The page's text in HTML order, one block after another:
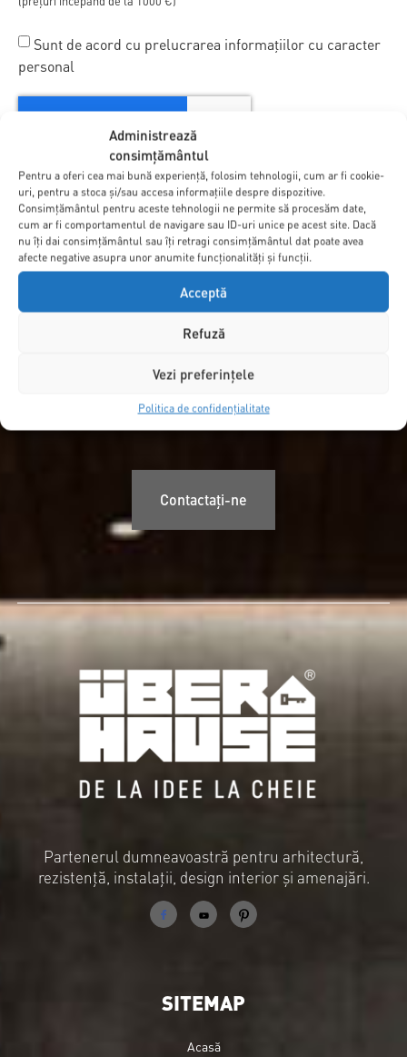
Administrează
consimțământul
Pentru a oferi cea mai bună experiență, folosim tehnologii, cum ar fi cookie-
uri, pentru a stoca și/sau accesa informațiile despre dispozitive.
Consimțământul pentru aceste tehnologii ne permite să procesăm date,
cum ar fi comportamentul de navigare sau ID-uri unice pe acest site. Dacă
nu îți dai consimțământul sau îți retragi consimțământul dat poate avea
afecte negative asupra unor anumite funcționalități și funcții.
Acceptă
Refuză
Vezi preferințele
Politica de confidențialitate
Sunt de acord cu prelucrarea informațiilor cu caracter
personal
Solicită informații »
V-AM TREZIT INTERESUL?
LUAȚI LEGĂTURA CU NOI!
Pe uberhause.ro găsiți proiecte pentru casa pe care o
căutați. Alegeți proiectul și construiți casa așa cum
doriți.
Contactați-ne
Partenerul dumneavoastră pentru arhitectură,
rezistență, instalații, design interior și amenajări.
SITEMAP
Acasă